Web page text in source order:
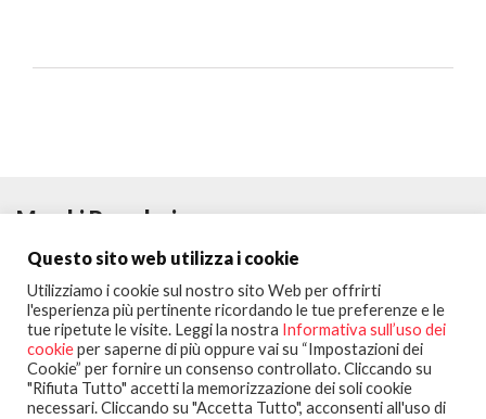
Marchi Popolari
Questo sito web utilizza i cookie
Utilizziamo i cookie sul nostro sito Web per offrirti
l'esperienza più pertinente ricordando le tue preferenze e le
tue ripetute le visite. Leggi la nostra Informativa sull’uso dei
cookieper saperne di più oppure vai su “Impostazioni dei
Cookie” per fornire un consenso controllato. Cliccando su
"Rifiuta Tutto" accetti la memorizzazione dei soli cookie
necessari. Cliccando su "Accetta Tutto", acconsenti all'uso di